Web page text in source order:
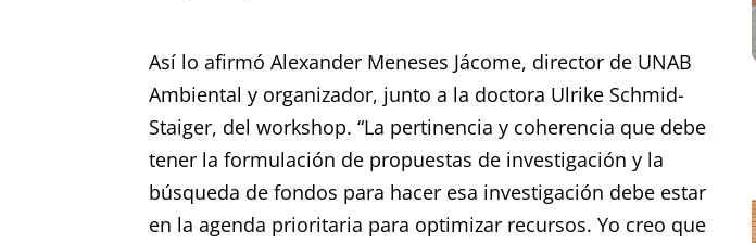
Así lo afirmó Alexander Meneses Jácome, director de UNAB
Ambiental y organizador, junto a la doctora Ulrike Schmid-
Staiger, del workshop. “La pertinencia y coherencia que debe
tener la formulación de propuestas de investigación y la
búsqueda de fondos para hacer esa investigación debe estar
en la agenda prioritaria para optimizar recursos. Yo creo que